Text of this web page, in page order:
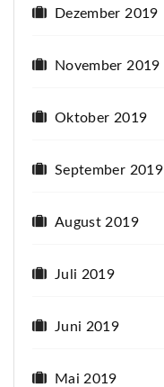
Dezember 2019
November 2019
Oktober 2019
September 2019
August 2019
Juli 2019
Juni 2019
Mai 2019